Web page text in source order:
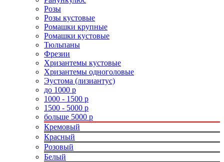
Розы
Розы кустовые
Ромашки крупные
Ромашки кустовые
Тюльпаны
Фрезии
Хризантемы кустовые
Хризантемы одноголовые
Эустома (лизиантус)
до 1000 р
1000 - 1500 р
1500 - 5000 р
больше 5000 р
Кремовый
Красный
Розовый
Белый